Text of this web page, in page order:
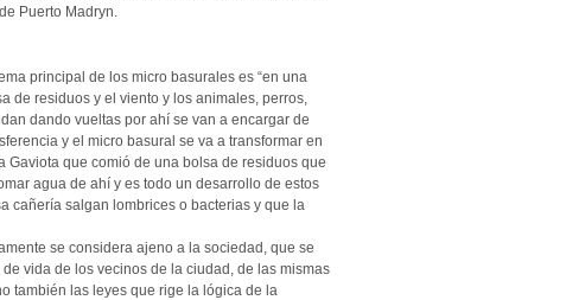
Puerto Madryn.
principal de los micro basurales es “en una
de residuos y el viento y los animales, perros,
dando vueltas por ahí se van a encargar de
y el micro basural se va a transformar en
Gaviota que comió de una bolsa de residuos que
agua de ahí y es todo un desarrollo de estos
cañería salgan lombrices o bacterias y que la
se considera ajeno a la sociedad, que se
vida de los vecinos de la ciudad, de las mismas
también las leyes que rige la lógica de la